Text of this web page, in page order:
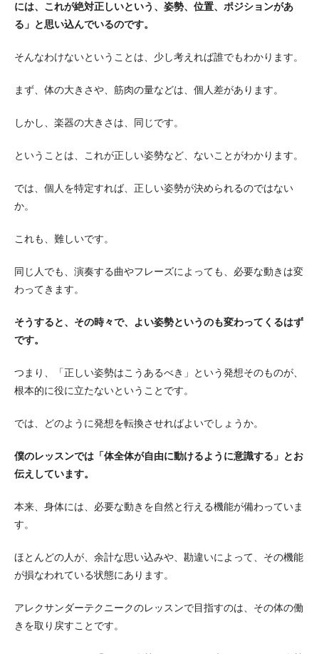
には、これが絶対正しいという、姿勢、位置、ポジションがあ
る」と思い込んでいるのです。
そんなわけないということは、少し考えれば誰でもわかります。
まず、体の大きさや、筋肉の量などは、個人差があります。
しかし、楽器の大きさは、同じです。
ということは、これが正しい姿勢など、ないことがわかります。
では、個人を特定すれば、正しい姿勢が決められるのではない
か。
これも、難しいです。
同じ人でも、演奏する曲やフレーズによっても、必要な動きは変
わってきます。
そうすると、その時々で、よい姿勢というのも変わってくるはず
です。
つまり、「正しい姿勢はこうあるべき」という発想そのものが、
根本的に役に立たないということです。
では、どのように発想を転換させればよいでしょうか。
僕のレッスンでは「体全体が自由に動けるように意識する」とお
伝えしています。
本来、身体には、必要な動きを自然と行える機能が備わっていま
す。
ほとんどの人が、余計な思い込みや、勘違いによって、その機能
が損なわれている状態にあります。
アレクサンダーテクニークのレッスンで目指すのは、その体の働
きを取り戻すことです。